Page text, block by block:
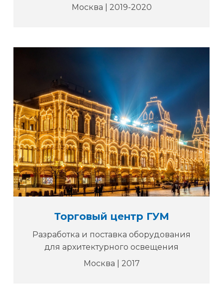
Москва | 2019-2020
Торговый центр ГУМ
Разработка и поставка оборудования
для архитектурного освещения
Москва | 2017